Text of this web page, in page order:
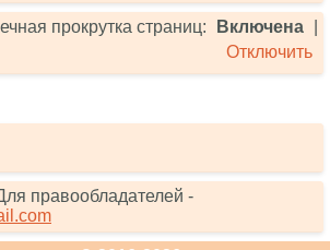
прокрутка страниц: Включена
Отключить
правообладателей -